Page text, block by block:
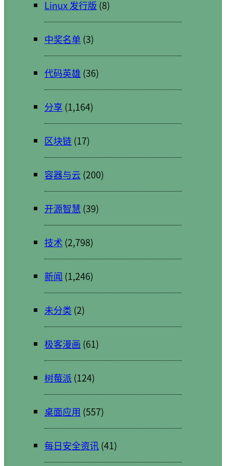
Linux 发行版 (8)
中奖名单 (3)
代码英雄 (36)
分享 (1,164)
区块链(17)
容器与云 (200)
开源智慧 (39)
技术 (2,798)
新闻 (1,246)
未分类 (2)
极客漫画 (61)
树莓派 (124)
桌面应用 (557)
每日安全资讯(41)